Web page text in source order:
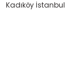
Kadıköy İstanbul